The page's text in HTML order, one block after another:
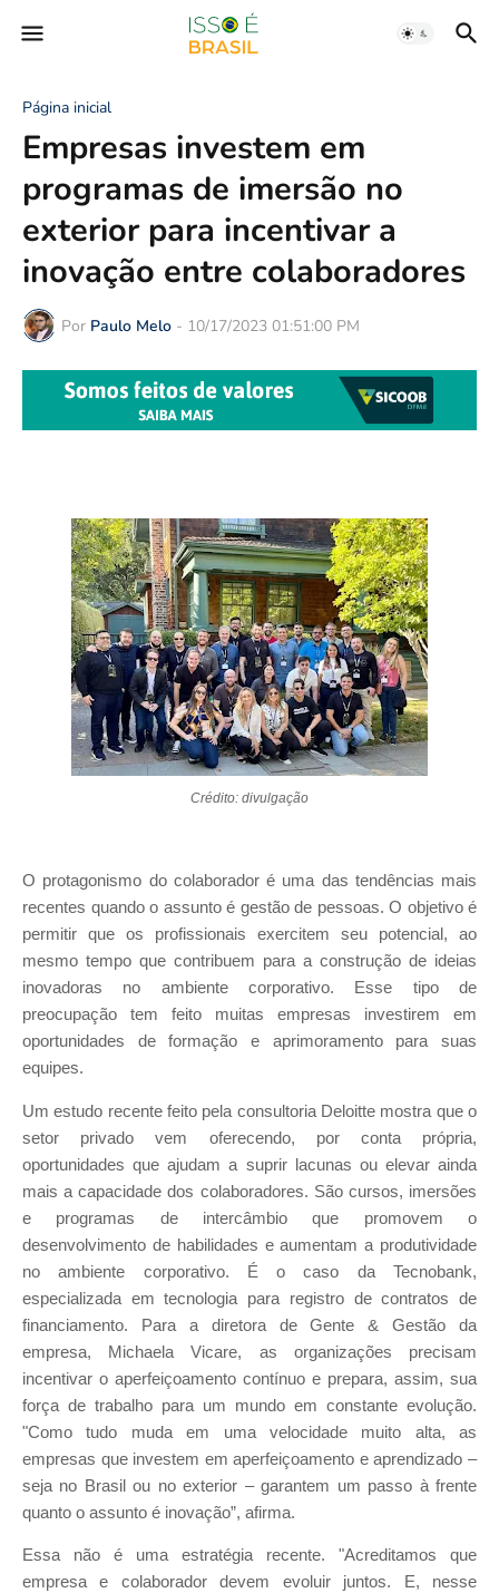
Página inicial
Empresas investem em
programas de imersão no
exterior para incentivar a
inovação entre colaboradores
Por Paulo Melo - 10/17/2023 01:51:00 PM
Crédito: divulgação
O protagonismo do colaborador é uma das tendências mais
recentes quando o assunto é gestão de pessoas. O objetivo é
permitir que os profissionais exercitem seu potencial, ao
mesmo tempo que contribuem para a construção de ideias
inovadoras no ambiente corporativo. Esse tipo de
preocupação tem feito muitas empresas investirem em
oportunidades de formação e aprimoramento para suas
equipes.
Um estudo recente feito pela consultoria Deloitte mostra que o
setor privado vem oferecendo, por conta própria,
oportunidades que ajudam a suprir lacunas ou elevar ainda
mais a capacidade dos colaboradores. São cursos, imersões
e programas de intercâmbio que promovem o
desenvolvimento de habilidades e aumentam a produtividade
no ambiente corporativo. É o caso da Tecnobank,
especializada em tecnologia para registro de contratos de
financiamento. Para a diretora de Gente & Gestão da
empresa, Michaela Vicare, as organizações precisam
incentivar o aperfeiçoamento contínuo e prepara, assim, sua
força de trabalho para um mundo em constante evolução.
"Como tudo muda em uma velocidade muito alta, as
empresas que investem em aperfeiçoamento e aprendizado –
seja no Brasil ou no exterior – garantem um passo à frente
quanto o assunto é inovação”, afirma.
Essa não é uma estratégia recente. "Acreditamos que
empresa e colaborador devem evoluir juntos. E, nesse